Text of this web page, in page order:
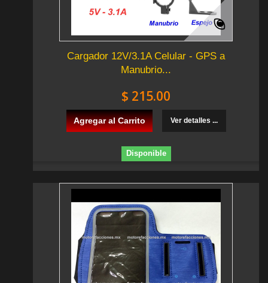
Cargador 12V/3.1A Celular - GPS a
Manubrio...
$ 215.00
Agregar al Carrito Ver detalles ...
Disponible